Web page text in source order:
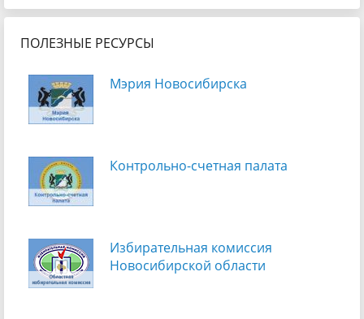
ПОЛЕЗНЫЕ РЕСУРСЫ
Мэрия Новосибирска
Контрольно-счетная палата
Избирательная комиссия
Новосибирской области